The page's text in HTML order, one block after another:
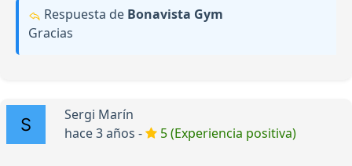
Respuesta de Bonavista Gym
Gracias
Sergi Marín
hace 3 años -
5 (Experiencia positiva)